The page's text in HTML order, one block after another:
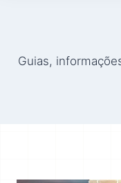
Guias,